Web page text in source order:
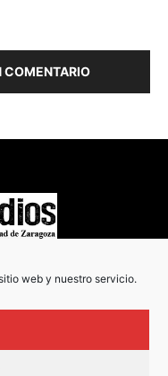
web y nuestro servicio.
COMENTARIO